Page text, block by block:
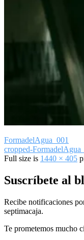
FormadelAgua_001
cropped-
Full size is 1440 × 405
Suscríbete al
Recibe notificaciones
septimacaja.
Te prometemos mucho